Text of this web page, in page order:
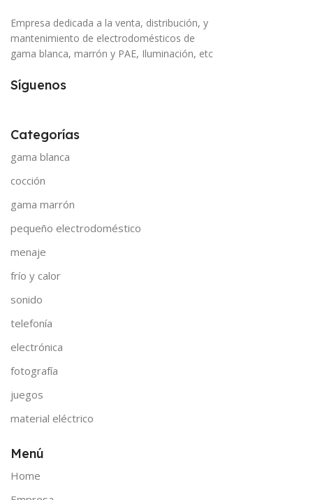
Empresa dedicada a la venta, distribución, y
mantenimiento de electrodomésticos de
gama blanca, marrón y PAE, Iluminación, etc
Síguenos
Categorías
gama blanca
cocción
gama marrón
pequeño electrodoméstico
menaje
frío y calor
sonido
telefonía
electrónica
fotografía
juegos
material eléctrico
Menú
Home